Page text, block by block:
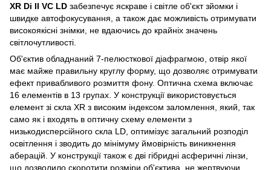
XR Di II VC LD забезпечує яскраве і світле об'єкт зйомки і
швидке автофокусування, а також дає можливість отримувати
високоякісні знімки, не вдаючись до крайніх значень
світлочутливості.
Об'єктив обладнаний 7-пелюсткової діафрагмою, отвір якої
має майже правильну круглу форму, що дозволяє отримувати
ефект привабливого розмиття фону. Оптична схема включає
16 елементів в 13 групах. У конструкції використовується
елемент зі скла XR з високим індексом заломлення, який, так
само як і входять в оптичну схему елементи з
низькодисперсійного скла LD, оптимізує загальний розподіл
освітлення і зводить до мінімуму ймовірність виникнення
аберацій. У конструкції також є дві гібридні асферичні лінзи,
що дозволило скоротити розміри об'єктива, не жертвуючи